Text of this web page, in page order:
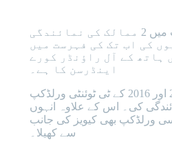
ٹی ٹوئنٹی ورلڈکپ میں 2 ممالک کی نمائندگی
کی اب تک کی فہرست میں
ہاتھ کے آل راؤنڈر کورے
اینڈرسن کا ہے۔
کورے اینڈرسن نے 2014 اور 2016 کے ٹی ٹوئنٹی ورلڈکپ
کی۔ اس کے علاوہ انہوں
سی سی ورلڈکپ بھی کیویز کی جانب